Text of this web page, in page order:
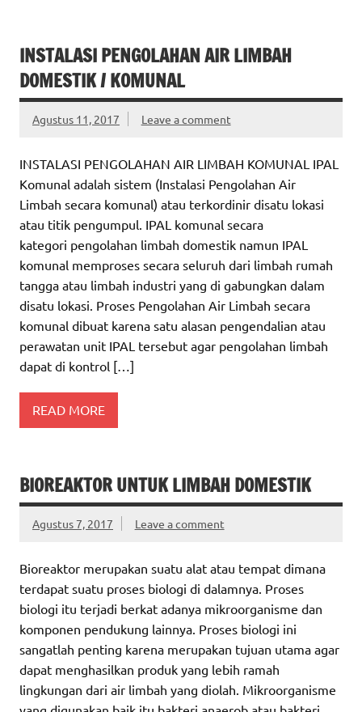
INSTALASI PENGOLAHAN AIR LIMBAH
DOMESTIK / KOMUNAL
Agustus 11, 2017 Leave a comment
INSTALASI PENGOLAHAN AIR LIMBAH KOMUNAL IPAL
Komunal adalah sistem (Instalasi Pengolahan Air
Limbah secara komunal) atau terkordinir disatu lokasi
atau titik pengumpul. IPAL komunal secara
kategori pengolahan limbah domestik namun IPAL
komunal memproses secara seluruh dari limbah rumah
tangga atau limbah industri yang di gabungkan dalam
disatu lokasi. Proses Pengolahan Air Limbah secara
komunal dibuat karena satu alasan pengendalian atau
perawatan unit IPAL tersebut agar pengolahan limbah
dapat di kontrol […]
READ MORE
BIOREAKTOR UNTUK LIMBAH DOMESTIK
Agustus 7, 2017 Leave a comment
Bioreaktor merupakan suatu alat atau tempat dimana
terdapat suatu proses biologi di dalamnya. Proses
biologi itu terjadi berkat adanya mikroorganisme dan
komponen pendukung lainnya. Proses biologi ini
sangatlah penting karena merupakan tujuan utama agar
dapat menghasilkan produk yang lebih ramah
lingkungan dari air limbah yang diolah. Mikroorganisme